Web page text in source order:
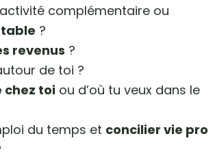
complémentaire ou
?
revenus ?
de toi ?
toi ou d’où tu veux dans le
du temps et concilier vie pro